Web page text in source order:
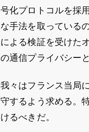
号化プロトコルを採
な手法を取っている
による検証を受けた
の通信プライバシー
我々はフランス当局
守するよう求める。
けるべきだ。